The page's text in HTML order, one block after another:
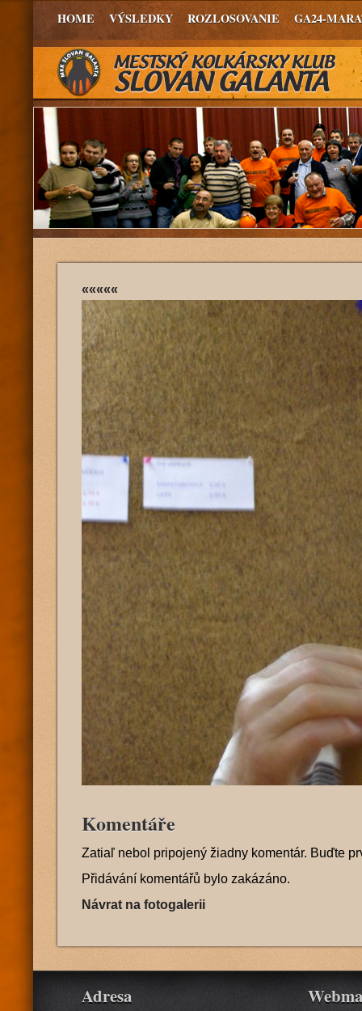
HOME VÝSLEDKY ROZLOSOVANIE GA24-
«««««
Komentáře
Zatiaľ nebol pripojený žiadny komentár. Buďte
Přidávání komentářů bylo zakázáno.
Návrat na fotogalerii
Adresa